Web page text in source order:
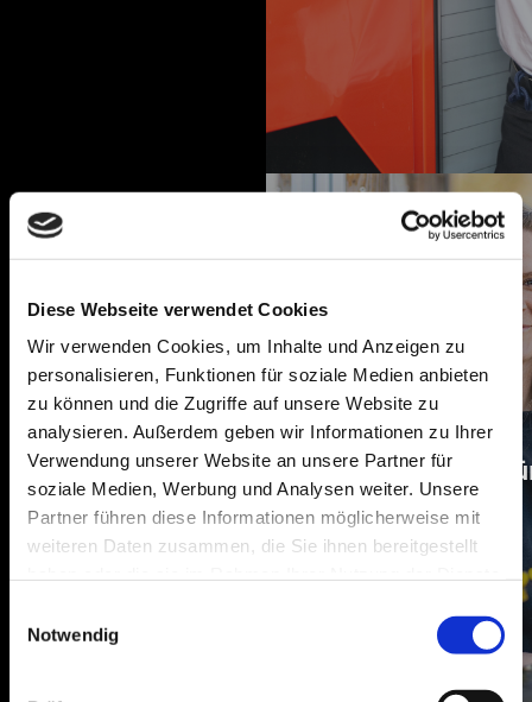
Diese Webseite verwendet Cookies
Wir verwenden Cookies, um Inhalte und Anzeigen zu
personalisieren, Funktionen für soziale Medien anbieten
zu können und die Zugriffe auf unsere Website zu
analysieren. Außerdem geben wir Informationen zu Ihrer
Verwendung unserer Website an unsere Partner für
soziale Medien, Werbung und Analysen weiter. Unsere
Partner führen diese Informationen möglicherweise mit
weiteren Daten zusammen, die Sie ihnen bereitgestellt
Notwendig
Die Architektin